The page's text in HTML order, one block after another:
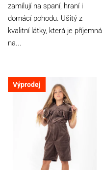
zamilují na spaní, hraní i
domácí pohodu. Ušitý z
kvalitní látky, která je příjemná
na...
Výprodej